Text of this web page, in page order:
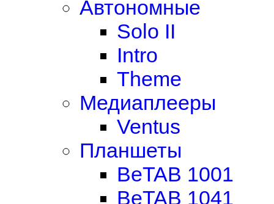
Автономные
Solo II
Intro
Theme
Медиаплееры
Ventus
Планшеты
BeTAB 1001
BeTAB 1041